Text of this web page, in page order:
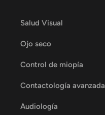
Salud Visual
Ojo seco
Control de miopía
Contactología avanzada
Audiología